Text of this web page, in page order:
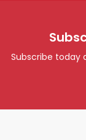
Subscribe today